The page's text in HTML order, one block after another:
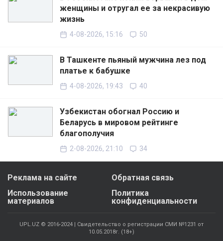
женщины и отругал ее за некрасивую
жизнь
4-08-2026, 15:16 50
В Ташкенте пьяный мужчина лез под
платье к бабушке
4-08-2026, 19:43 40
Узбекистан обогнал Россию и
Беларусь в мировом рейтинге
благополучия
2-08-2026, 21:10 34
Реклама на сайте
Обратная связь
Использование
материалов
Политика
конфиденциальности
UPL.UZ © 2016-2024 | Свидетельство о регистрации СМИ №1231 от
10.05.2018г. (18+)